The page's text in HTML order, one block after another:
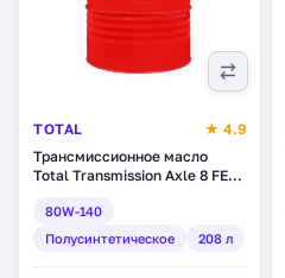
TOTAL
★ 4.9
Трансмиссионное масло
Total Transmission Axle 8 FE
полусинтетическое, 208 л
(201274)
80W-140
Полусинтетическое
208 л